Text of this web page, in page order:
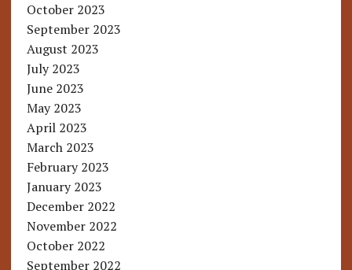
October 2023
September 2023
August 2023
July 2023
June 2023
May 2023
April 2023
March 2023
February 2023
January 2023
December 2022
November 2022
October 2022
September 2022